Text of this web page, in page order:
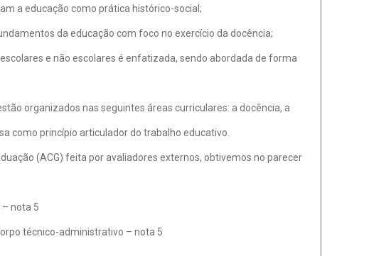
a educação como prática histórico-social;
da educação com foco no exercício da docência;
e não escolares é enfatizada, sendo abordada de forma
organizados nas seguintes áreas curriculares: a docência, a
como princípio articulador do trabalho educativo.
(ACG) feita por avaliadores externos, obtivemos no parecer
nota 5
técnico-administrativo – nota 5